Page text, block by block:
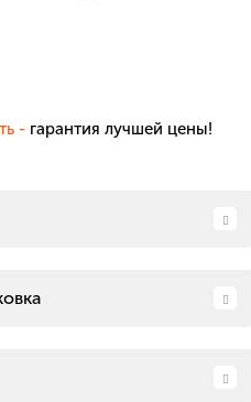
- гарантия лучшей цены!